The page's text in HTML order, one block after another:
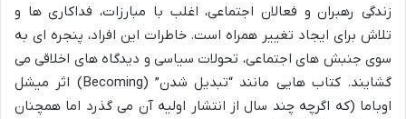
زندگی رهبران و فعالان اجتماعی، اغلب با مبارزات، فداکاری ها و
تلاش برای ایجاد تغییر همراه است. خاطرات این افراد، پنجره ای به
سوی جنبش های اجتماعی، تحولات سیاسی و دیدگاه های اخلاقی می
گشایند. کتاب هایی مانند “تبدیل شدن” (Becoming) اثر میشل
اوباما (که اگرچه چند سال از انتشار اولیه آن می گذرد اما همچنان